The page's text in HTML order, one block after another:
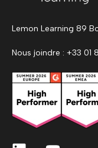
Lemon Learning 89
Nous joindre : +33 01